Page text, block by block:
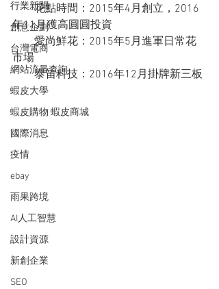
行業新聞
創意企劃
台灣電商
網站流量查詢
蝦皮大學
蝦皮購物 蝦皮商城
國際消息
疫情
ebay
雨果跨境
AI人工智慧
設計資源
新創企業
SEO
花點時間：2015年4月創立，2016
年11月獲高圓圓投資
愛尚鮮花：2015年5月進軍日常花
市場
泰笛科技：2016年12月掛牌新三板